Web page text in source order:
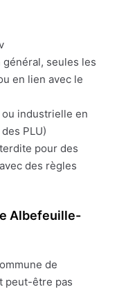
seules les
en lien avec le
industrielle en
PLU)
pour des
des règles
Albefeuille-
de
peut-être pas